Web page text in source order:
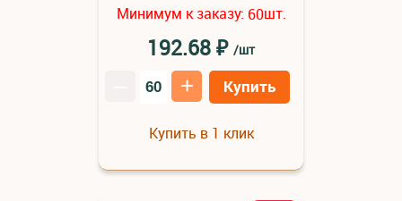
Минимум к заказу: 60шт.
192.68₽ /шт
+ Купить
Купить в 1 клик